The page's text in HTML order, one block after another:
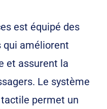
est équipé des
qui améliorent
et assurent la
Le système
permet un